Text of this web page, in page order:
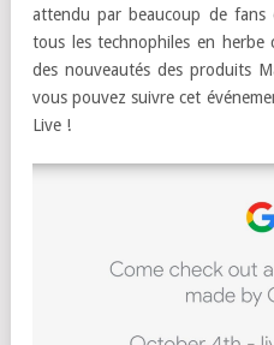
attendu par beaucoup de fans
tous les technophiles en herbe
des nouveautés des produits
vous pouvez suivre cet
Live !